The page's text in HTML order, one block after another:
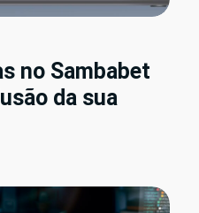
no Sambabet
da sua